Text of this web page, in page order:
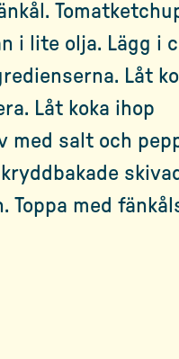
i lite olja. Lägg i
Låt
Låt koka ihop
med salt och
med